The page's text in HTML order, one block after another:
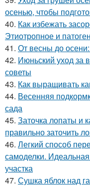
осенью, чтобы
40. Как избежать
Этиотропное и
41. От весны до осени:
42. Июньский уход за
советы
43. Как выращивать
44. Весенняя
сада
45. Заточка лопаты и
правильно заточить
46. Легкий способ
самоделки.
участка
47. Сушка яблок над